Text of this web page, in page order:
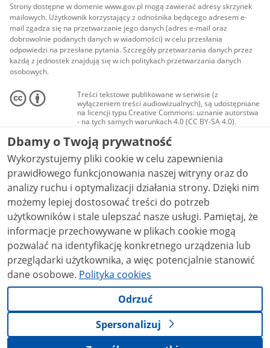
Strony dostępne w domenie www.gov.pl mogą zawierać adresy skrzynek
mailowych. Użytkownik korzystający z odnośnika będącego adresem e-
mail zgadza się na przetwarzanie jego danych (adres e-mail oraz
dobrowolnie podanych danych w wiadomości) w celu przesłania
odpowiedzi na przesłane pytania. Szczegóły przetwarzania danych przez
każdą z jednostek znajdują się w ich politykach przetwarzania danych
osobowych.
Treści tekstowe publikowane w serwisie (z
wyłączeniem treści audiowizualnych), są udostępniane
na licencji typu Creative Commons: uznanie autorstwa
- na tych samych warunkach 4.0 (CC BY-SA 4.0).
Materiały audiowizualne, w tym zdjęcia, materiały
audio i wideo, są udostępniane na licencji typu
Creative Commons: uznanie autorstwa użycie
niekomercyjne - bez utworów zależnych 4.0 (CC BY-
NC-ND 4.0), o ile nie jest to stwierdzone inaczej.
Dbamy o Twoją prywatność
Wykorzystujemy pliki cookie w celu zapewnienia
prawidłowego funkcjonowania naszej witryny oraz do
analizy ruchu i optymalizacji działania strony. Dzięki nim
możemy lepiej dostosować treści do potrzeb
użytkowników i stale ulepszać nasze usługi. Pamiętaj, że
informacje przechowywane w plikach cookie mogą
pozwalać na identyfikację konkretnego urządzenia lub
przeglądarki użytkownika, a więc potencjalnie stanowić
dane osobowe. Polityka cookies
Odrzuć
Spersonalizuj